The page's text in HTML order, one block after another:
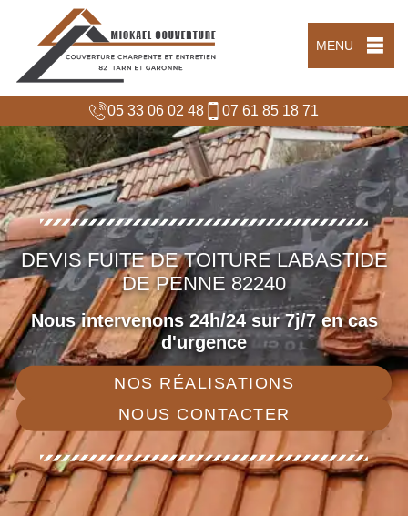
MENU
05 33 06 02 48 07 61 85 18 71
DEVIS FUITE DE TOITURE LABASTIDE
DE PENNE 82240
Nous intervenons 24h/24 sur 7j/7 en cas
d'urgence
NOS RÉALISATIONS
NOUS CONTACTER